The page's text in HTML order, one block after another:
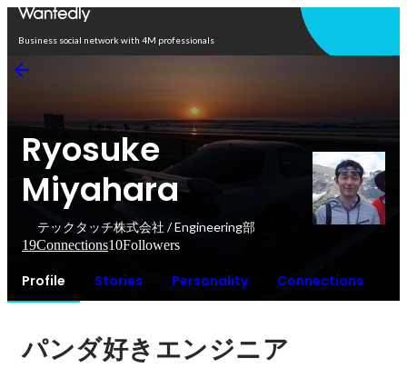
Business social network with 4M professionals
Ryosuke
Miyahara
テックタッチ株式会社 / Engineering部
19Connections10Followers
Profile Stories Personality Connections
パンダ好きエンジニア